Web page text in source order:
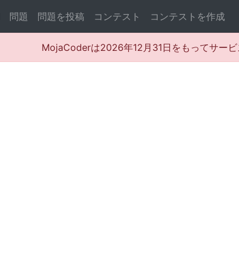
問題 問題を投稿 コンテスト コンテストを作成
MojaCoderは2026年12月31日をもってサービ